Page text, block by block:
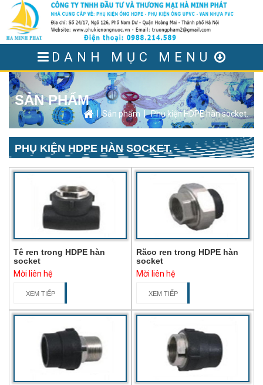
DANH MỤC MENU
SẢN PHẨM
|Sản phẩm |Phụ kiện HDPE hàn socket.
PHỤ KIỆN HDPE HÀN SOCKET.
Tê ren trong HDPE hàn
socket
Mời liên hệ
XEM TIẾP
Răco ren trong HDPE hàn
socket
Mời liên hệ
XEM TIẾP